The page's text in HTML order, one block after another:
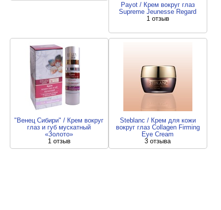
Payot / Крем вокруг глаз
Supreme Jeunesse Regard
1 отзыв
"Венец Сибири" / Крем вокруг
глаз и губ мускатный
«Золото»
1 отзыв
Steblanc / Крем для кожи
вокруг глаз Collagen Firming
Eye Cream
3 отзыва